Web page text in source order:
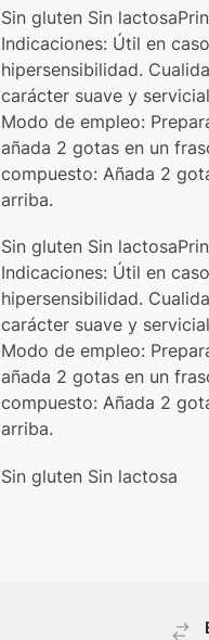
Sin gluten Sin
Indicaciones: Útil en
hipersensibilidad.
carácter suave y
Modo de empleo:
añada 2 gotas en un
compuesto: Añada 2
arriba.
Sin gluten Sin
Indicaciones: Útil en
hipersensibilidad.
carácter suave y
Modo de empleo:
añada 2 gotas en un
compuesto: Añada 2
arriba.
Sin gluten Sin lactosa